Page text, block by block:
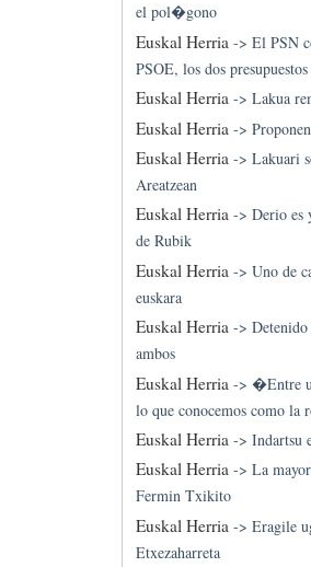
el pol�gono
Euskal Herria -> El PSN
PSOE, los dos presupuestos
Euskal Herria-> Lakua
Euskal Herria ->
Euskal Herria-> Lakuari
Areatzean
Euskal Herria-> Derio es
de Rubik
Euskal Herria -> Uno de
euskara
Euskal Herria->
ambos
Euskal Herria -> �Entre
lo que conocemos como
Euskal Herria-> Indartsu
Euskal Herria-> La
Fermin Txikito
Euskal Herria -> Eragile
Etxezaharreta